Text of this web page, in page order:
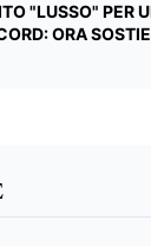
"LUSSO" PER
ORA